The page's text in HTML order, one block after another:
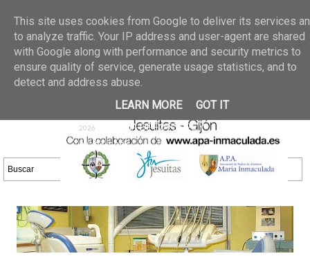
02 jun 2026
GALERIA DE FOTOS
30/05/2026
25 may 2026
GALERIA
DE FOTOS 23/05/2026
20 may
2026
GALERIA DE FOTOS
16/05/2026
DE FOTOS 09/05/2026
28 abr
2026
GALERIA DE FOTOS 25 Y
26/04/2026
This site uses cookies from Google to deliver its services
to analyze traffic. Your IP address and user-agent are shared
with Google along with performance and security metrics to
ensure quality of service, generate usage statistics, and to
detect and address abuse.
LEARN MORE
GOT IT